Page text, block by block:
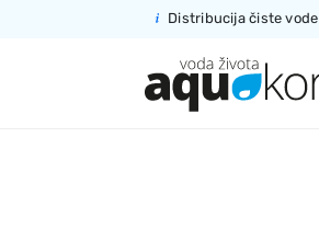
Distribucija čiste vode